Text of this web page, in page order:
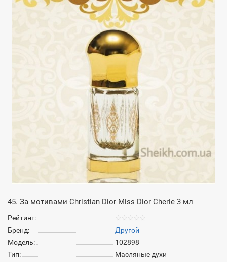
45. За мотивами Christian Dior Miss Dior Cherie 3 мл
Рейтинг:
Бренд:
Другой
Модель:
102898
Тип:
Масляные духи